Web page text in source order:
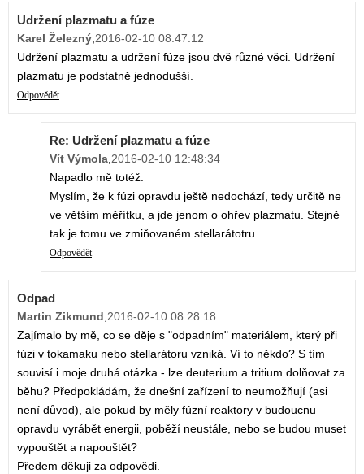
Udržení plazmatu a fúze
Karel Železný,2016-02-10 08:47:12
Udržení plazmatu a udržení fúze jsou dvě různé věci. Udržení
plazmatu je podstatně jednodušší.
Odpovědět
Re: Udržení plazmatu a fúze
Vít Výmola,2016-02-10 12:48:34
Napadlo mě totéž.
Myslím, že k fúzi opravdu ještě nedochází, tedy určitě ne
ve větším měřítku, a jde jenom o ohřev plazmatu. Stejně
tak je tomu ve zmiňovaném stellarátotru.
Odpovědět
Odpad
Martin Zikmund,2016-02-10 08:28:18
Zajímalo by mě, co se děje s "odpadním" materiálem, který při
fúzi v tokamaku nebo stellarátoru vzniká. Ví to někdo? S tím
souvisí i moje druhá otázka - lze deuterium a tritium dolňovat za
běhu? Předpokládám, že dnešní zařízení to neumožňují (asi
není důvod), ale pokud by měly fúzní reaktory v budoucnu
opravdu vyrábět energii, poběží neustále, nebo se budou muset
vypouštět a napouštět?
Předem děkuji za odpovědi.